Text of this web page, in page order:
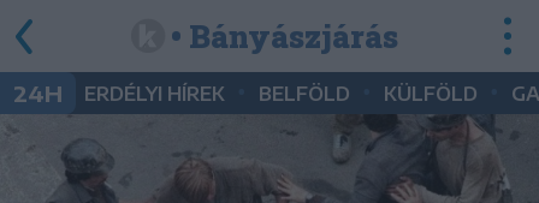
• Bányászjárás
24H ERDÉLYI HÍREK BELFÖLD KÜLFÖLD